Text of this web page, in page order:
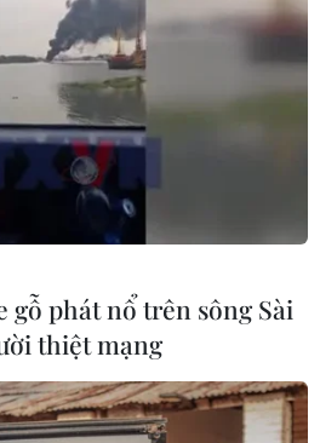
gỗ phát nổ trên sông Sài
thiệt mạng